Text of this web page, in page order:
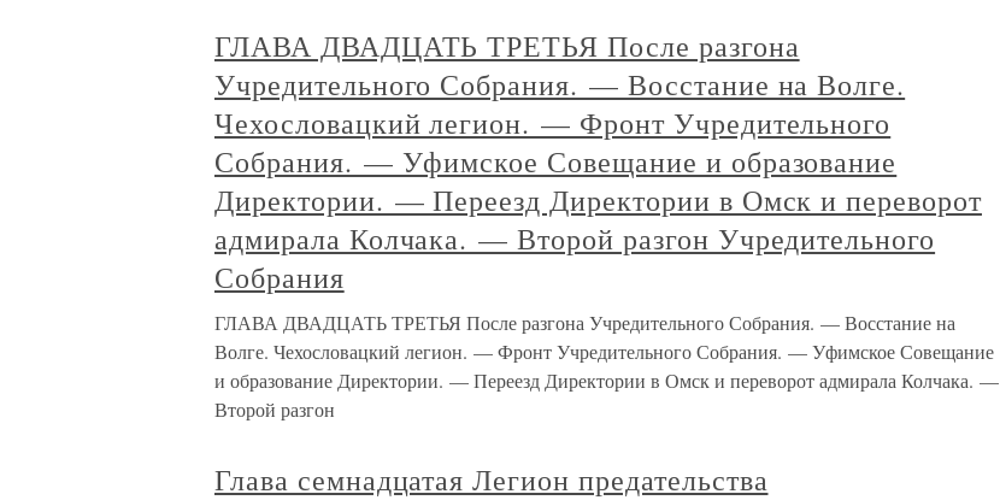
ГЛАВА ДВАДЦАТЬ ТРЕТЬЯ После разгона
Учредительного Собрания. — Восстание на Волге.
Чехословацкий легион. — Фронт Учредительного
Собрания. — Уфимское Совещание и образование
Директории. — Переезд Директории в Омск и переворот
адмирала Колчака. — Второй разгон Учредительного
Собрания
ГЛАВА ДВАДЦАТЬ ТРЕТЬЯ После разгона Учредительного Собрания. — Восстание на
Волге. Чехословацкий легион. — Фронт Учредительного Собрания. — Уфимское Совещание
и образование Директории. — Переезд Директории в Омск и переворот адмирала Колчака. —
Второй разгон
Глава семнадцатая Легион предательства